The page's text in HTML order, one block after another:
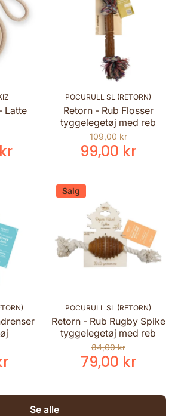
Latte
POCURULL SL (RETORN)
Retorn - Rub Flosser
tyggelegetøj med reb
109,00 kr
99,00 kr
Salg
POCURULL SL (RETORN)
Retorn - Rub Rugby Spike
tyggelegetøj med reb
84,00 kr
79,00 kr
Se alle